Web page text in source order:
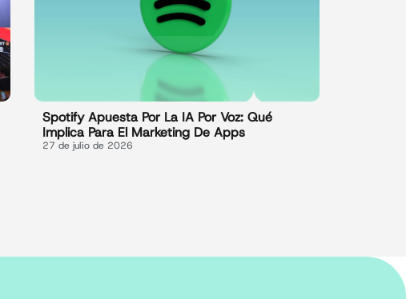
Spotify Apuesta Por La IA Por Voz: Qué
Implica Para El Marketing De Apps
27 de julio de 2026